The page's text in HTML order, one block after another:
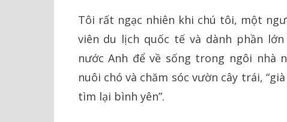
Tôi rất ngạc nhiên khi chú tôi, một
viên du lịch quốc tế và dành phần
nước Anh để về sống trong ngôi nhà
nuôi chó và chăm sóc vườn cây trái,
tìm lại bình yên”.